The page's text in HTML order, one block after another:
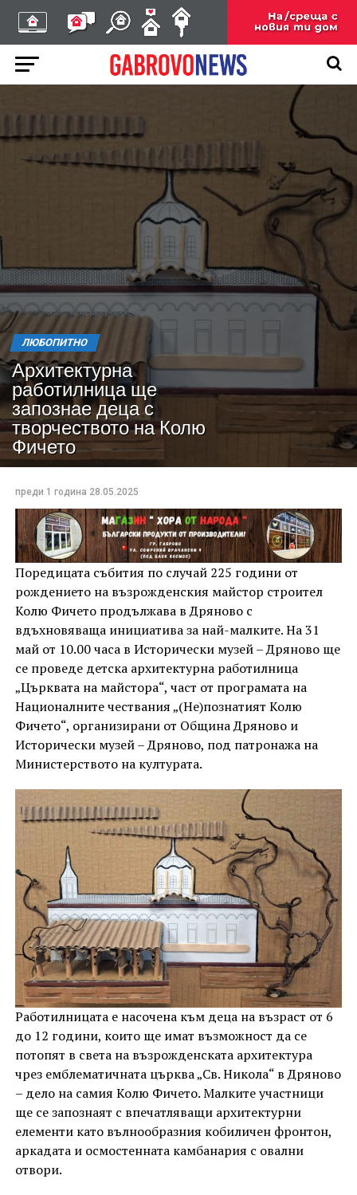
ЛЮБОПИТНО
Архитектурна
работилница ще
запознае деца с
творчеството на Колю
Фичето
преди 1 година 28.05.2025
Поредицата събития по случай 225 години от
рождението на възрожденския майстор строител
Колю Фичето продължава в Дряново с
вдъхновяваща инициатива за най-малките. На 31
май от 10.00 часа в Исторически музей – Дряново ще
се проведе детска архитектурна работилница
„Църквата на майстора“, част от програмата на
Националните чествания „(Не)познатият Колю
Фичето“, организирани от Община Дряново и
Исторически музей – Дряново, под патронажа на
Министерството на културата.
Работилницата е насочена към деца на възраст от 6
до 12 години, които ще имат възможност да се
потопят в света на възрожденската архитектура
чрез емблематичната църква „Св. Никола“ в Дряново
– дело на самия Колю Фичето. Малките участници
ще се запознаят с впечатляващи архитектурни
елементи като вълнообразния кобиличен фронтон,
аркадата и осмостенната камбанария с овални
отвори.